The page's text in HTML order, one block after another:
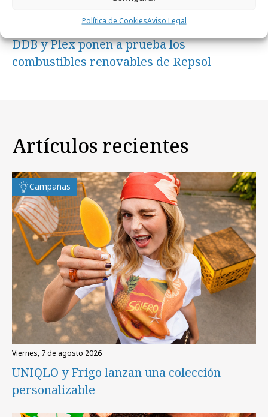
Política de CookiesAviso Legal
martes, 23 de diciembre 2025
DDB y Plex ponen a prueba los
combustibles renovables de Repsol
Artículos recientes
Campañas
viernes, 7 de agosto 2026
UNIQLO y Frigo lanzan una colección
personalizable